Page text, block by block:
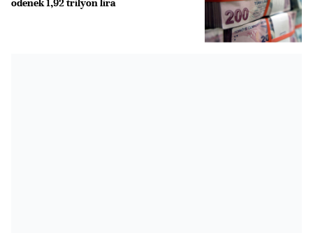
ödenek 1,92 trilyon lira